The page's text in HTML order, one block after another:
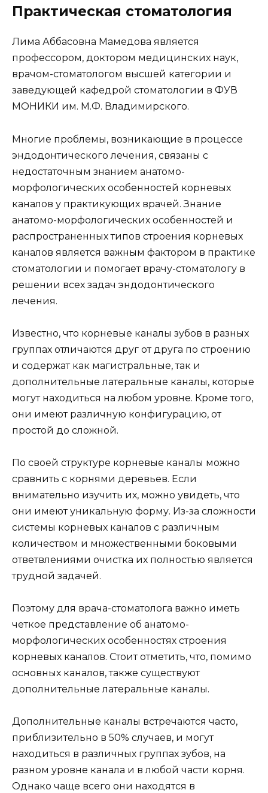
Практическая стоматология
Лима Аббасовна Мамедова является
профессором, доктором медицинских наук,
врачом-стоматологом высшей категории и
заведующей кафедрой стоматологии в ФУВ
МОНИКИ им. М.Ф. Владимирского.
Многие проблемы, возникающие в процессе
эндодонтического лечения, связаны с
недостаточным знанием анатомо-
морфологических особенностей корневых
каналов у практикующих врачей. Знание
анатомо-морфологических особенностей и
распространенных типов строения корневых
каналов является важным фактором в практике
стоматологии и помогает врачу-стоматологу в
решении всех задач эндодонтического
лечения.
Известно, что корневые каналы зубов в разных
группах отличаются друг от друга по строению
и содержат как магистральные, так и
дополнительные латеральные каналы, которые
могут находиться на любом уровне. Кроме того,
они имеют различную конфигурацию, от
простой до сложной.
По своей структуре корневые каналы можно
сравнить с корнями деревьев. Если
внимательно изучить их, можно увидеть, что
они имеют уникальную форму. Из-за сложности
системы корневых каналов с различным
количеством и множественными боковыми
ответвлениями очистка их полностью является
трудной задачей.
Поэтому для врача-стоматолога важно иметь
четкое представление об анатомо-
морфологических особенностях строения
корневых каналов. Стоит отметить, что, помимо
основных каналов, также существуют
дополнительные латеральные каналы.
Дополнительные каналы встречаются часто,
приблизительно в 50% случаев, и могут
находиться в различных группах зубов, на
разном уровне канала и в любой части корня.
Однако чаще всего они находятся в